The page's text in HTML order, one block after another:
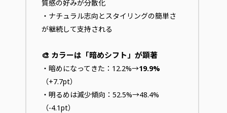
質感の好みが分散化
・ナチュラル志向とスタイリングの簡単さ
が継続して支持される
🎨 カラーは「暗めシフト」が顕著
・暗めになってきた：12.2%→19.9%
（+7.7pt）
・明るめは減少傾向：52.5%→48.4%
（-4.1pt）